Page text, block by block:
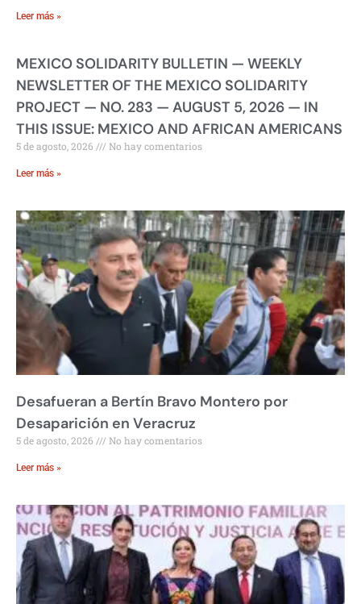
Leer más »
MEXICO SOLIDARITY BULLETIN — WEEKLY
NEWSLETTER OF THE MEXICO SOLIDARITY
PROJECT — NO. 283 — AUGUST 5, 2026 — IN
THIS ISSUE: MEXICO AND AFRICAN AMERICANS
5 de agosto, 2026 No hay comentarios
Leer más »
Desafueran a Bertín Bravo Montero por
Desaparición en Veracruz
5 de agosto, 2026 No hay comentarios
Leer más »